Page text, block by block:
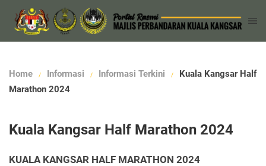
Home Informasi Informasi Terkini
Kuala Kangsar Half
Marathon 2024
Kuala Kangsar Half Marathon 2024
KUALA KANGSAR HALF MARATHON 2024